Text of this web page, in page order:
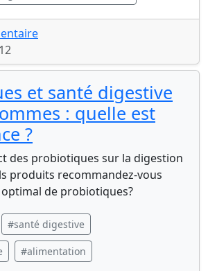
et santé digestive
: quelle est
?
des probiotiques sur la digestion
produits recommandez-vous
de probiotiques?
#santé digestive
#alimentation